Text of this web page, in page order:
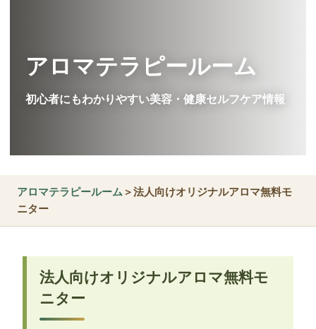
アロマテラピールーム
初心者にもわかりやすい美容・健康セルフケア情報
アロマテラピールーム＞法人向けオリジナルアロマ無料モ
ニター
法人向けオリジナルアロマ無料モ
ニター